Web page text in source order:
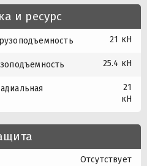
и ресурс
21 кН
25.4 кН
21
кН
Отсутствует